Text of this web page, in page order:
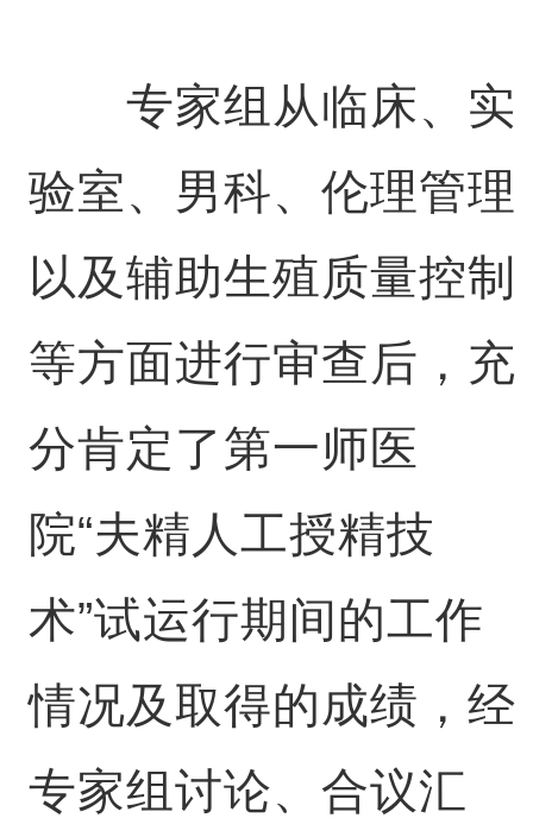
专家组从临床、实
验室、男科、伦理管理
以及辅助生殖质量控制
等方面进行审查后，充
分肯定了第一师医
院“夫精人工授精技
术”试运行期间的工作
情况及取得的成绩，经
专家组讨论、合议汇